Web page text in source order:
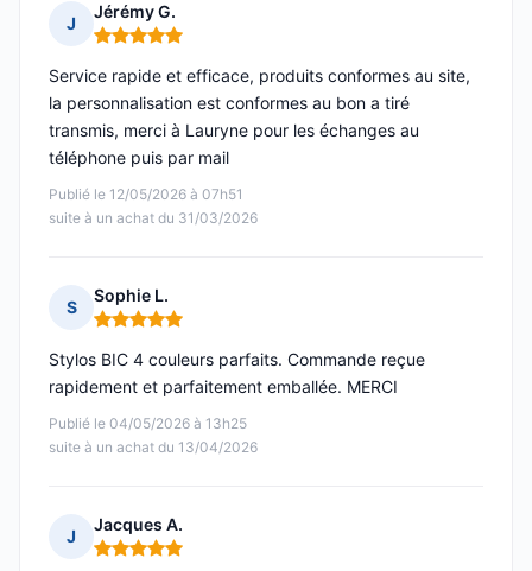
J
Jérémy G.
Note : 5 sur 5
Publié le 12/05/2026 à 07h51
suite à un achat du 31/03/2026
Service rapide et efficace, produits conformes au site,
la personnalisation est conformes au bon a tiré
transmis, merci à Lauryne pour les échanges au
téléphone puis par mail
S
Sophie L.
Note : 5 sur 5
Publié le 04/05/2026 à 13h25
suite à un achat du 13/04/2026
Stylos BIC 4 couleurs parfaits. Commande reçue
rapidement et parfaitement emballée. MERCI
J
Jacques A.
Note : 5 sur 5